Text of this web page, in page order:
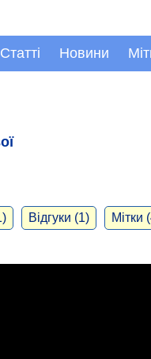
Статті Новини
Відгуки (1) Мітки